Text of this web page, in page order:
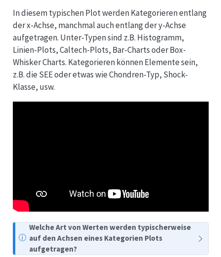
In diesem typischen Plot werden Kategorieren entlang
der x-Achse, manchmal auch entlang der y-Achse
aufgetragen. Unter-Typen sind z.B. Histogramm,
Linien-Plots, Caltech-Plots, Bar-Charts oder Box-
Whisker Charts. Kategorieren können Elemente sein,
z.B. die SEE oder etwas wie Chondren-Typ, Shock-
Klasse, usw.
Welche Art von Werten werden typischerweise
auf den Achsen eines Kategorien Plots
aufgetragen?